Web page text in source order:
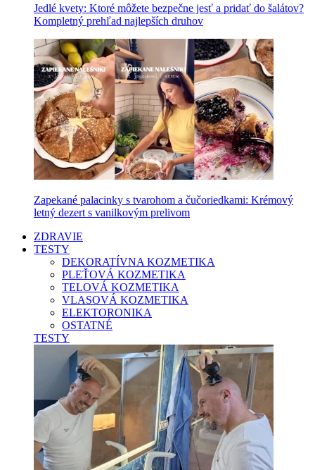
Jedlé kvety: Ktoré môžete bezpečne jesť a pridať do šalátov?
Kompletný prehľad najlepších druhov
Zapekané palacinky s tvarohom a čučoriedkami: Krémový
letný dezert s vanilkovým prelivom
ZDRAVIE
TESTY
DEKORATÍVNA KOZMETIKA
PLEŤOVÁ KOZMETIKA
TELOVÁ KOZMETIKA
VLASOVÁ KOZMETIKA
ELEKTORONIKA
OSTATNÉ
TESTY